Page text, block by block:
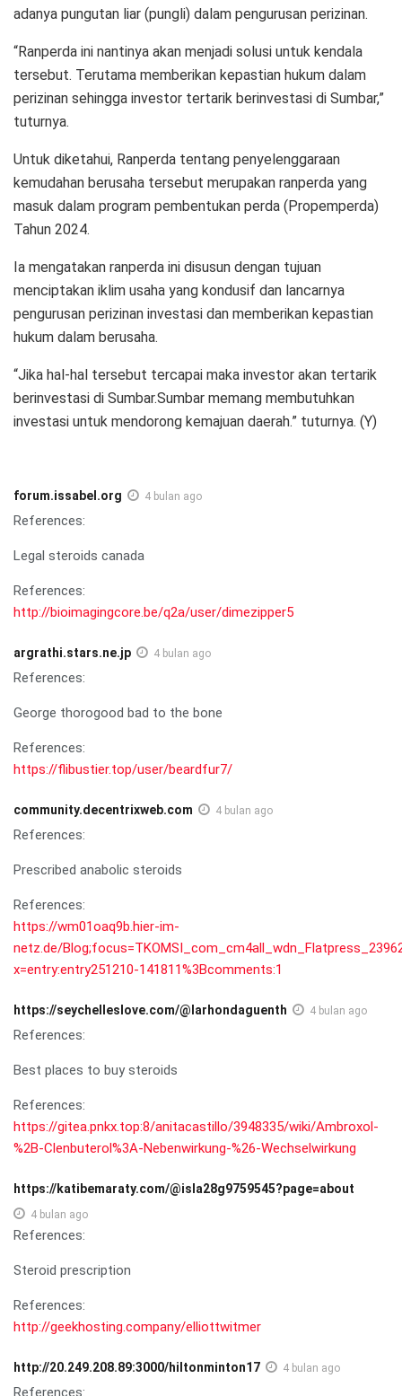
adanya pungutan liar (pungli) dalam pengurusan perizinan.
“Ranperda ini nantinya akan menjadi solusi untuk kendala
tersebut. Terutama memberikan kepastian hukum dalam
perizinan sehingga investor tertarik berinvestasi di Sumbar,”
tuturnya.
Untuk diketahui, Ranperda tentang penyelenggaraan
kemudahan berusaha tersebut merupakan ranperda yang
masuk dalam program pembentukan perda (Propemperda)
Tahun 2024.
Ia mengatakan ranperda ini disusun dengan tujuan
menciptakan iklim usaha yang kondusif dan lancarnya
pengurusan perizinan investasi dan memberikan kepastian
hukum dalam berusaha.
“Jika hal-hal tersebut tercapai maka investor akan tertarik
berinvestasi di Sumbar.Sumbar memang membutuhkan
investasi untuk mendorong kemajuan daerah.” tuturnya. (Y)
forum.issabel.org 4 bulan ago
References:
Legal steroids canada
References:
http://bioimagingcore.be/q2a/user/dimezipper5
argrathi.stars.ne.jp 4 bulan ago
References:
George thorogood bad to the bone
References:
https://flibustier.top/user/beardfur7/
community.decentrixweb.com 4 bulan ago
References:
Prescribed anabolic steroids
References:
https://wm01oaq9b.hier-im-
netz.de/
x=entry:entry251210-141811%3Bcomments:1
https://seychelleslove.com/@larhondaguenth 4 bulan ago
References:
Best places to buy steroids
References:
https://gitea.pnkx.top:8/anitacastillo/3948335/wiki/Ambroxol-
%2B-Clenbuterol%3A-Nebenwirkung-%26-Wechselwirkung
https://katibemaraty.com/@isla28g9759545?page=about
4 bulan ago
References:
Steroid prescription
References:
http://geekhosting.company/elliottwitmer
http://20.249.208.89:3000/hiltonminton17 4 bulan ago
References: